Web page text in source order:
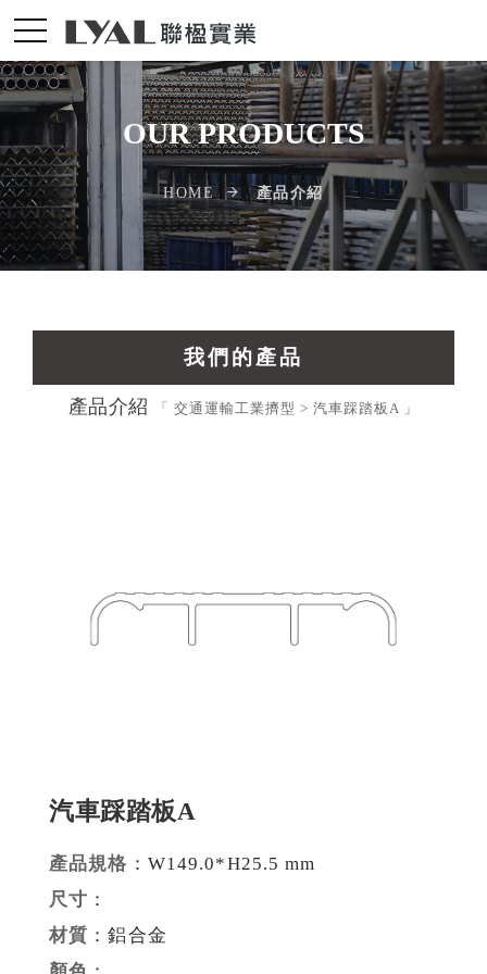
OUR PRODUCTS
HOME 產品介紹
我們的產品
交通運輸工業擠型
食品烘焙用模型
衛浴五金鋁擠型
機械設備部件擠型
產品介紹 「 交通運輸工業擠型 > 汽車踩踏板A 」
汽車踩踏板A
產品規格 ：W149.0*H25.5 mm
尺寸 ：
材質 ：鋁合金